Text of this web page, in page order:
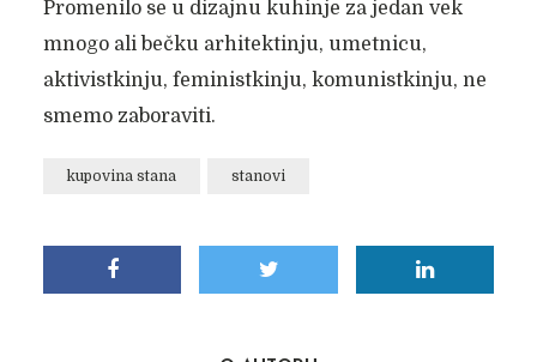
Promenilo se u dizajnu kuhinje za jedan vek
mnogo ali bečku arhitektinju, umetnicu,
aktivistkinju, feministkinju, komunistkinju, ne
smemo zaboraviti.
kupovina stana stanovi